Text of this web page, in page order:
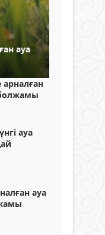
ауа
арналған
ауа
ауа